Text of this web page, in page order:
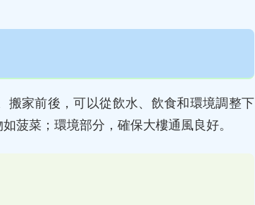
搬家前後，可以從飲水、飲食和環境調整下
菠菜；環境部分，確保大樓通風良好。